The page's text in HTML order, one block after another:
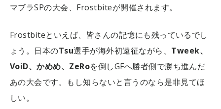
マブラSPの大会、Frostbiteが開催されます。
Frostbiteといえば、皆さんの記憶にも残っているでし
ょう。日本のTsu選手が海外初遠征ながら、 Tweek、
VoiD、かめめ、ZeRoを倒しGFへ勝者側で勝ち進んだ
あの大会です。もし知らないと言うのなら是非見てほ
しい。